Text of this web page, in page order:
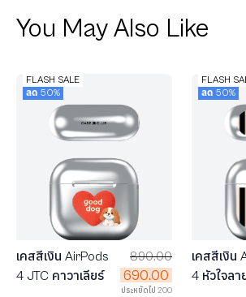
You May Also Like
FLASH SALE
ลด 50%
เคสสีเงิน AirPods
4 JTC คาวาเลียร์
890.00
690.00
ประหยัดไป 200
FLASH
ลด 50%
เคสสีเงิน
4 หัวใจลา